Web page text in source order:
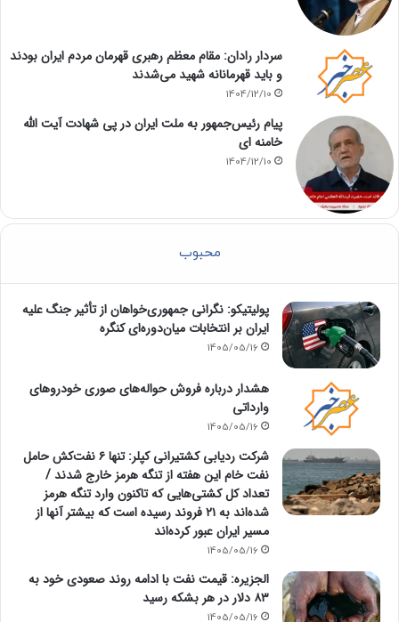
سردار رادان: مقام معظم رهبری قهرمان مردم ایران بودند
و باید قهرمانانه شهید می‌شدند
1404/12/10
پیام رئیس‌جمهور به ملت ایران در پی شهادت آیت الله
خامنه ای
1404/12/10
محبوب
پولیتیکو: نگرانی جمهوری‌خواهان از تأثیر جنگ علیه
ایران بر انتخابات میان‌دوره‌ای کنگره
1405/05/16
هشدار درباره فروش حواله‌های صوری خودروهای
وارداتی
1405/05/16
شرکت ردیابی کشتیرانی کپلر: تنها ۶ نفت‌کش حامل
نفت خام این هفته از تنگه هرمز خارج شدند /
تعداد کل کشتی‌هایی که تاکنون وارد تنگه هرمز
شده‌اند به ۲۱ فروند رسیده است که بیشتر آنها از
مسیر ایران عبور کرده‌اند
1405/05/16
الجزیره: قیمت نفت با ادامه روند صعودی خود به
۸۳ دلار در هر بشکه رسید
1405/05/16